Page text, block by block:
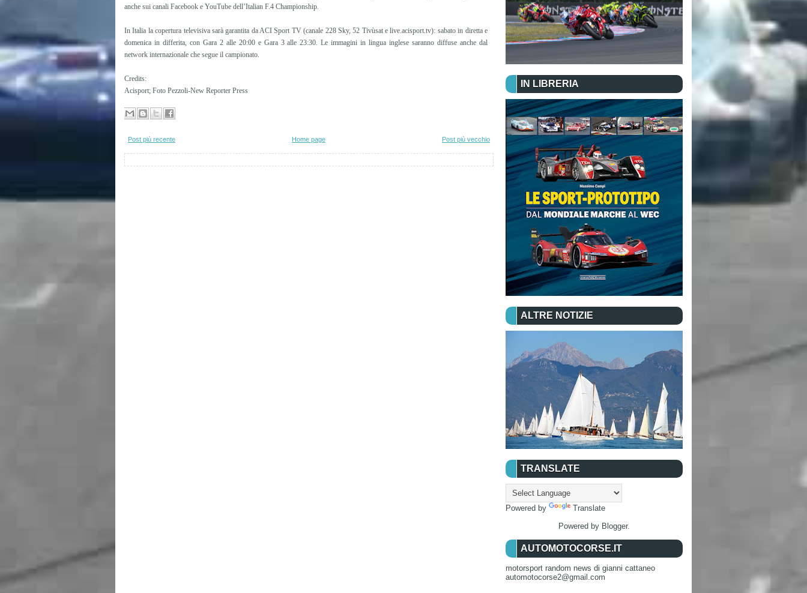
anche sui canali Facebook e YouTube dell’Italian F.4 Championship.
In Italia la copertura televisiva sarà garantita da ACI Sport TV (canale 228 Sky, 52 Tivùsat e live.acisport.tv): sabato in diretta e
domenica in differita, con Gara 2 alle 20:00 e Gara 3 alle 23:30. Le immagini in lingua inglese saranno diffuse anche dal
network internazionale che segue il campionato.
Credits:
Acisport; Foto Pezzoli-New Reporter Press
Post più recente Post più vecchio
Home page
IN LIBRERIA
ALTRE NOTIZIE
TRANSLATE
Powered by
Translate
Powered by Blogger.
AUTOMOTOCORSE.IT
motorsport random news di gianni cattaneo
automotocorse2@gmail.com